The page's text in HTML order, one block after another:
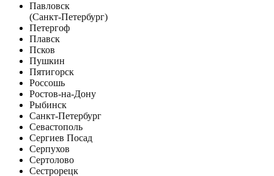
Павловск
(Санкт-Петербург)
Петергоф
Плавск
Псков
Пушкин
Пятигорск
Россошь
Ростов-на-Дону
Рыбинск
Санкт-Петербург
Севастополь
Сергиев Посад
Серпухов
Сертолово
Сестрорецк